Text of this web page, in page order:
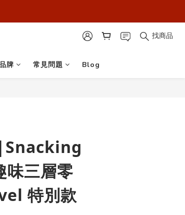
找商品
牌 常見問題 Blog
三層零
特別款